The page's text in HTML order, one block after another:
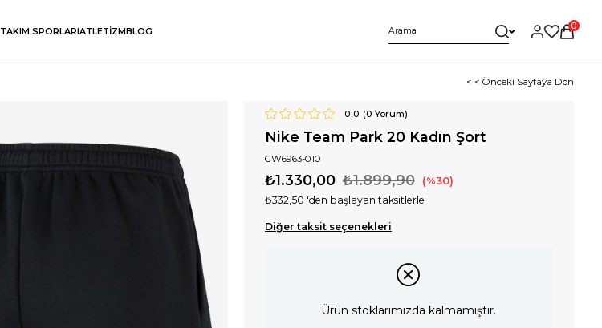
TAKIM SPORLARIATLETİZMBLOG
0
< < Önceki Sayfaya Dön
0.0 (0 Yorum)
Nike Team Park 20 Kadın Şort
CW6963-010
₺1.899,90
₺1.330,00 30
₺332,50 'den başlayan taksitlerle
Diğer taksit seçenekleri
Ürün stoklarımızda kalmamıştır.